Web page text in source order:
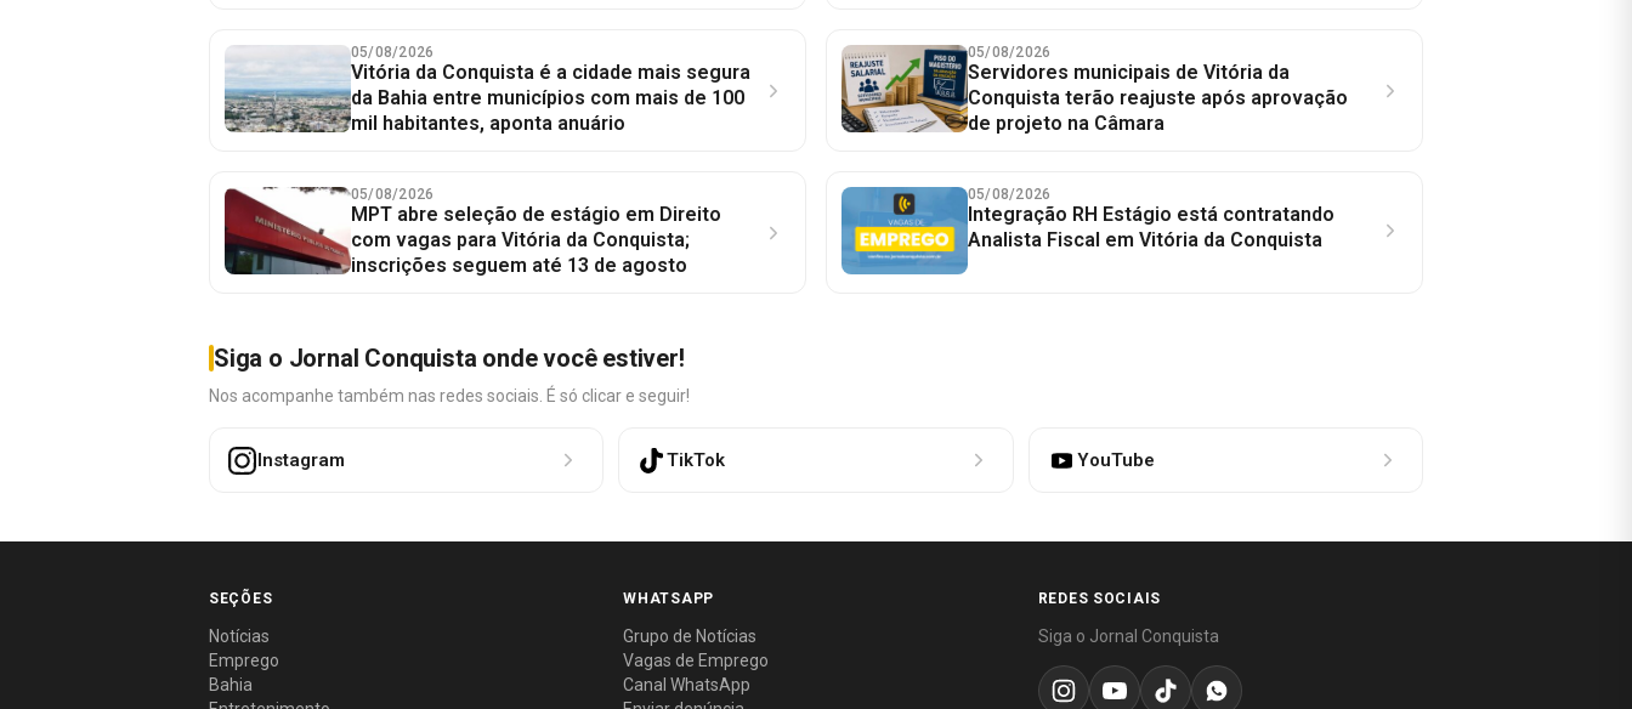
05/08/2026
Vitória da Conquista é a cidade mais segura
da Bahia entre municípios com mais de 100
mil habitantes, aponta anuário
05/08/2026
Servidores municipais de Vitória da
Conquista terão reajuste após aprovação
de projeto na Câmara
05/08/2026
MPT abre seleção de estágio em Direito
com vagas para Vitória da Conquista;
inscrições seguem até 13 de agosto
05/08/2026
Integração RH Estágio está contratando
Analista Fiscal em Vitória da Conquista
Siga o Jornal Conquista onde você estiver!
Nos acompanhe também nas redes sociais. É só clicar e seguir!
Instagram TikTok YouTube
SEÇÕES
Notícias
Emprego
Bahia
WHATSAPP
Grupo de Notícias
Vagas de Emprego
Canal WhatsApp
REDES SOCIAIS
Siga o Jornal Conquista